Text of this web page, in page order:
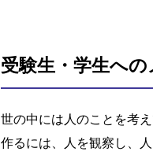
受験生・学生へ
世の中には人のことを考
作るには、人を観察し、